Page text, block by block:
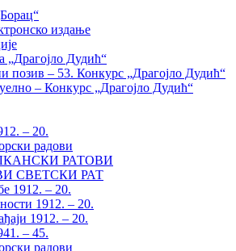
издање
„Драгојло Дудић“
позив – 53. Конкурс „Драгојло Дудић“
– Конкурс „Драгојло Дудић“
– 20.
радови
РАТОВИ
СВЕТСКИ РАТ
1912. – 20.
1912. – 20.
1912. – 20.
– 45.
радови